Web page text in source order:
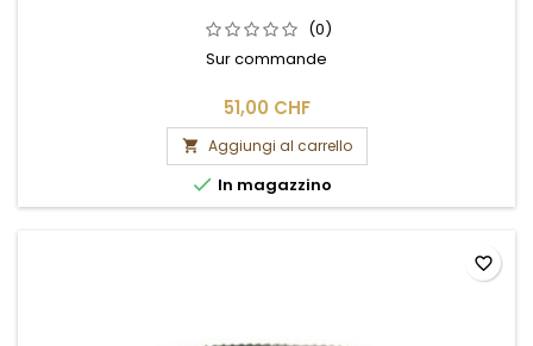
(0)
Sur commande
51,00 CHF
 Aggiungi al carrello
 In magazzino
favorite_border